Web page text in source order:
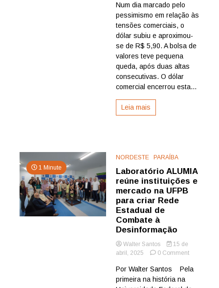
perto
com
comerciais
Num dia marcado pelo
pessimismo em relação às
tensões comerciais, o
dólar subiu e aproximou-
se de R$ 5,90. A bolsa de
valores teve pequena
queda, após duas altas
consecutivas. O dólar
comercial encerrou esta...
Leia mais
1 Minute
NORDESTE PARAÍBA
Laboratório ALUMIA
reúne instituições e
mercado na UFPB
para criar Rede
Estadual de
Combate à
Desinformação
Walter Santos
15 de
abril, 2025
0 Commenton
ALUMIA
Por Walter Santos Pela
primeira na história na